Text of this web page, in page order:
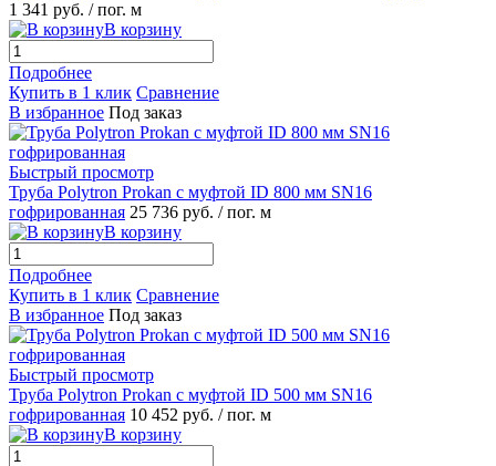
1 341 руб. / пог. м
В корзину
Подробнее
Купить в 1 клик Сравнение
В избранное Под заказ
Быстрый просмотр
Труба Polytron Prokan с муфтой ID 800 мм SN16
гофрированная 25 736 руб. / пог. м
В корзину
Подробнее
Купить в 1 клик Сравнение
В избранное Под заказ
Быстрый просмотр
Труба Polytron Prokan с муфтой ID 500 мм SN16
гофрированная 10 452 руб. / пог. м
В корзину